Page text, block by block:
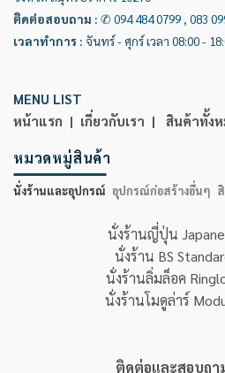
ติดต่อสอบถาม : ✆ 094 484 0799 , 083
เวลาทำการ : จันทร์ - ศุกร์ เวลา 08:00 -
MENU LIST
หน้าแรก | เกี่ยวกับเรา | สินค้าทั้ง
หมวดหมู่สินค้า
นั่งร้านและอุปกรณ์ อุปกรณ์ก่อสร้างอื่นๆ
นั่งร้านญี่ปุ่น
นั่งร้าน BS
นั่งร้านลิ่มล็อค
นั่งร้านโมดูล่าร์
ติดต่อและสอบถา